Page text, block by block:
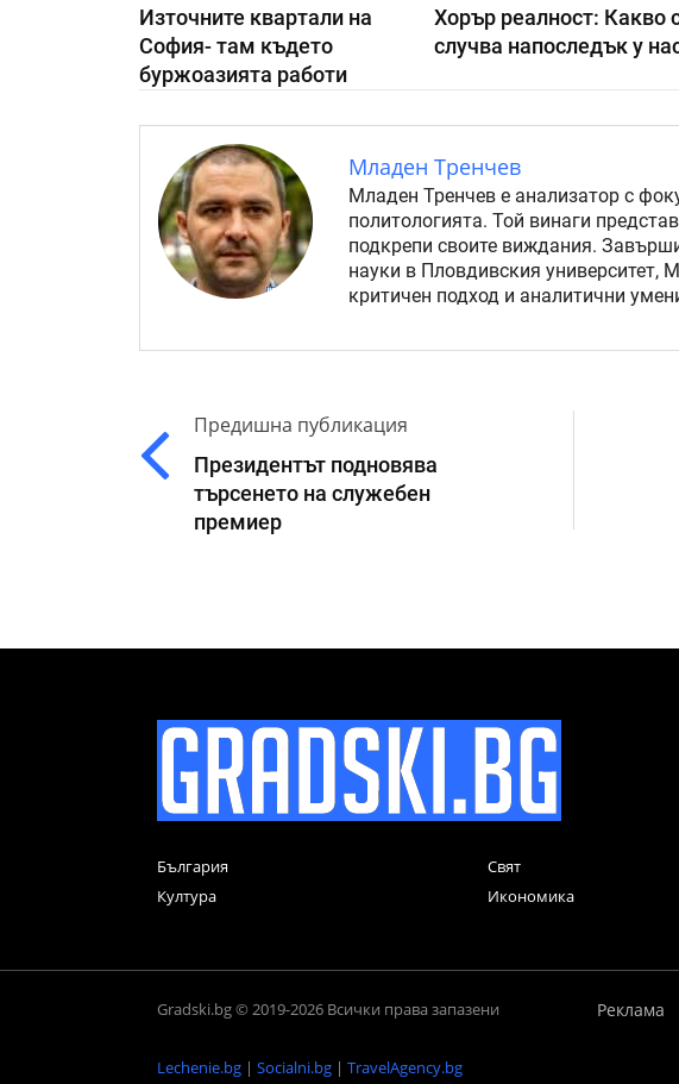
Източните квартали на
София- там където
буржоазията работи
Хорър реалност: Какво
случва напоследък у
Младен Тренчев
Младен Тренчев е анализатор с
политологията. Той винаги
подкрепи своите виждания.
науки в Пловдивския университет,
критичен подход и аналитични
Предишна публикация
Президентът подновява
търсенето на служебен
премиер
България Свят
Култура
Икономика
Gradski.bg © 2019-2026 Всички права запазени Реклама
Lechenie.bg | Socialni.bg | TravelAgency.bg